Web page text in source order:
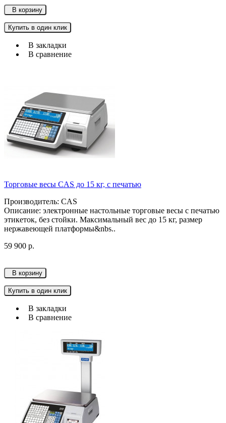
В корзину
Купить в один клик
В закладки
В сравнение
Торговые весы CAS до 15 кг, с печатью
Производитель: CAS
Описание: электронные настольные торговые весы с печатью
этикеток, без стойки. Максимальный вес до 15 кг, размер
нержавеющей платформы&nbs..
59 900 р.
В корзину
Купить в один клик
В закладки
В сравнение